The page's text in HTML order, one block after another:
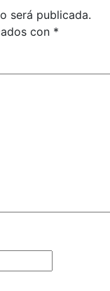
será publicada.
con *